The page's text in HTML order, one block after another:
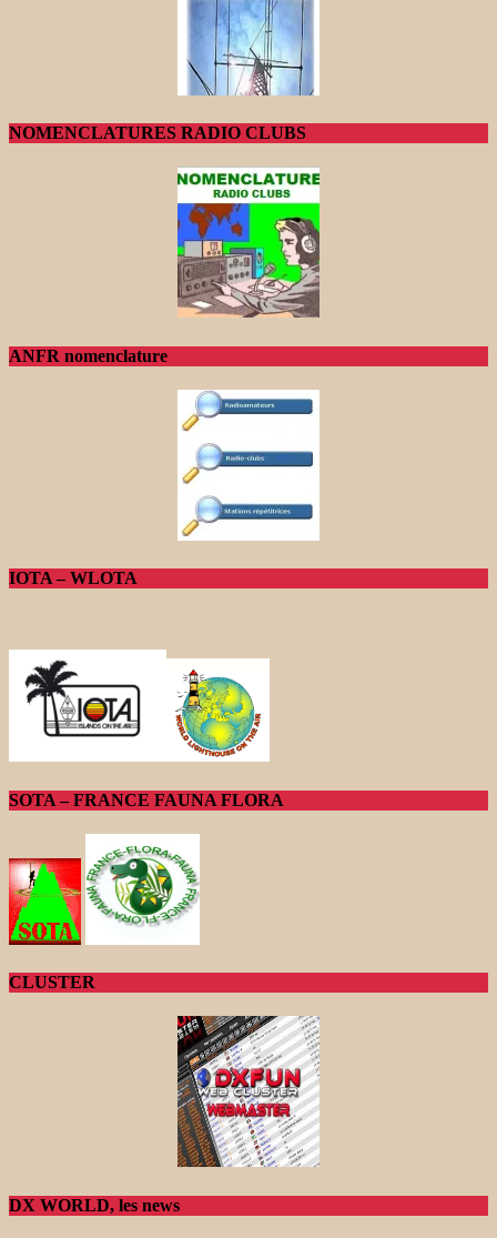
NOMENCLATURES RADIO CLUBS
ANFR nomenclature
IOTA – WLOTA
SOTA – FRANCE FAUNA FLORA
CLUSTER
DX WORLD, les news